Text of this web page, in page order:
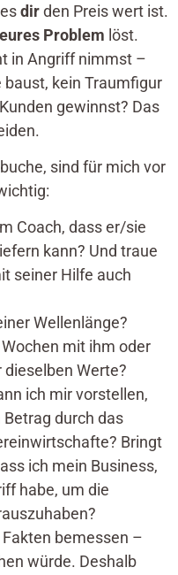
dirden Preis wert ist.
Problem löst.
in Angriff nimmst –
kein Traumfigur
gewinnst? Das
sind für mich vor
Coach, dass er/sie
kann? Und traue
seiner Hilfe auch
Wellenlänge?
mit ihm oder
dieselben Werte?
ich mir vorstellen,
durch das
Bringt
ich mein Business,
habe, um die
bemessen –
würde. Deshalb